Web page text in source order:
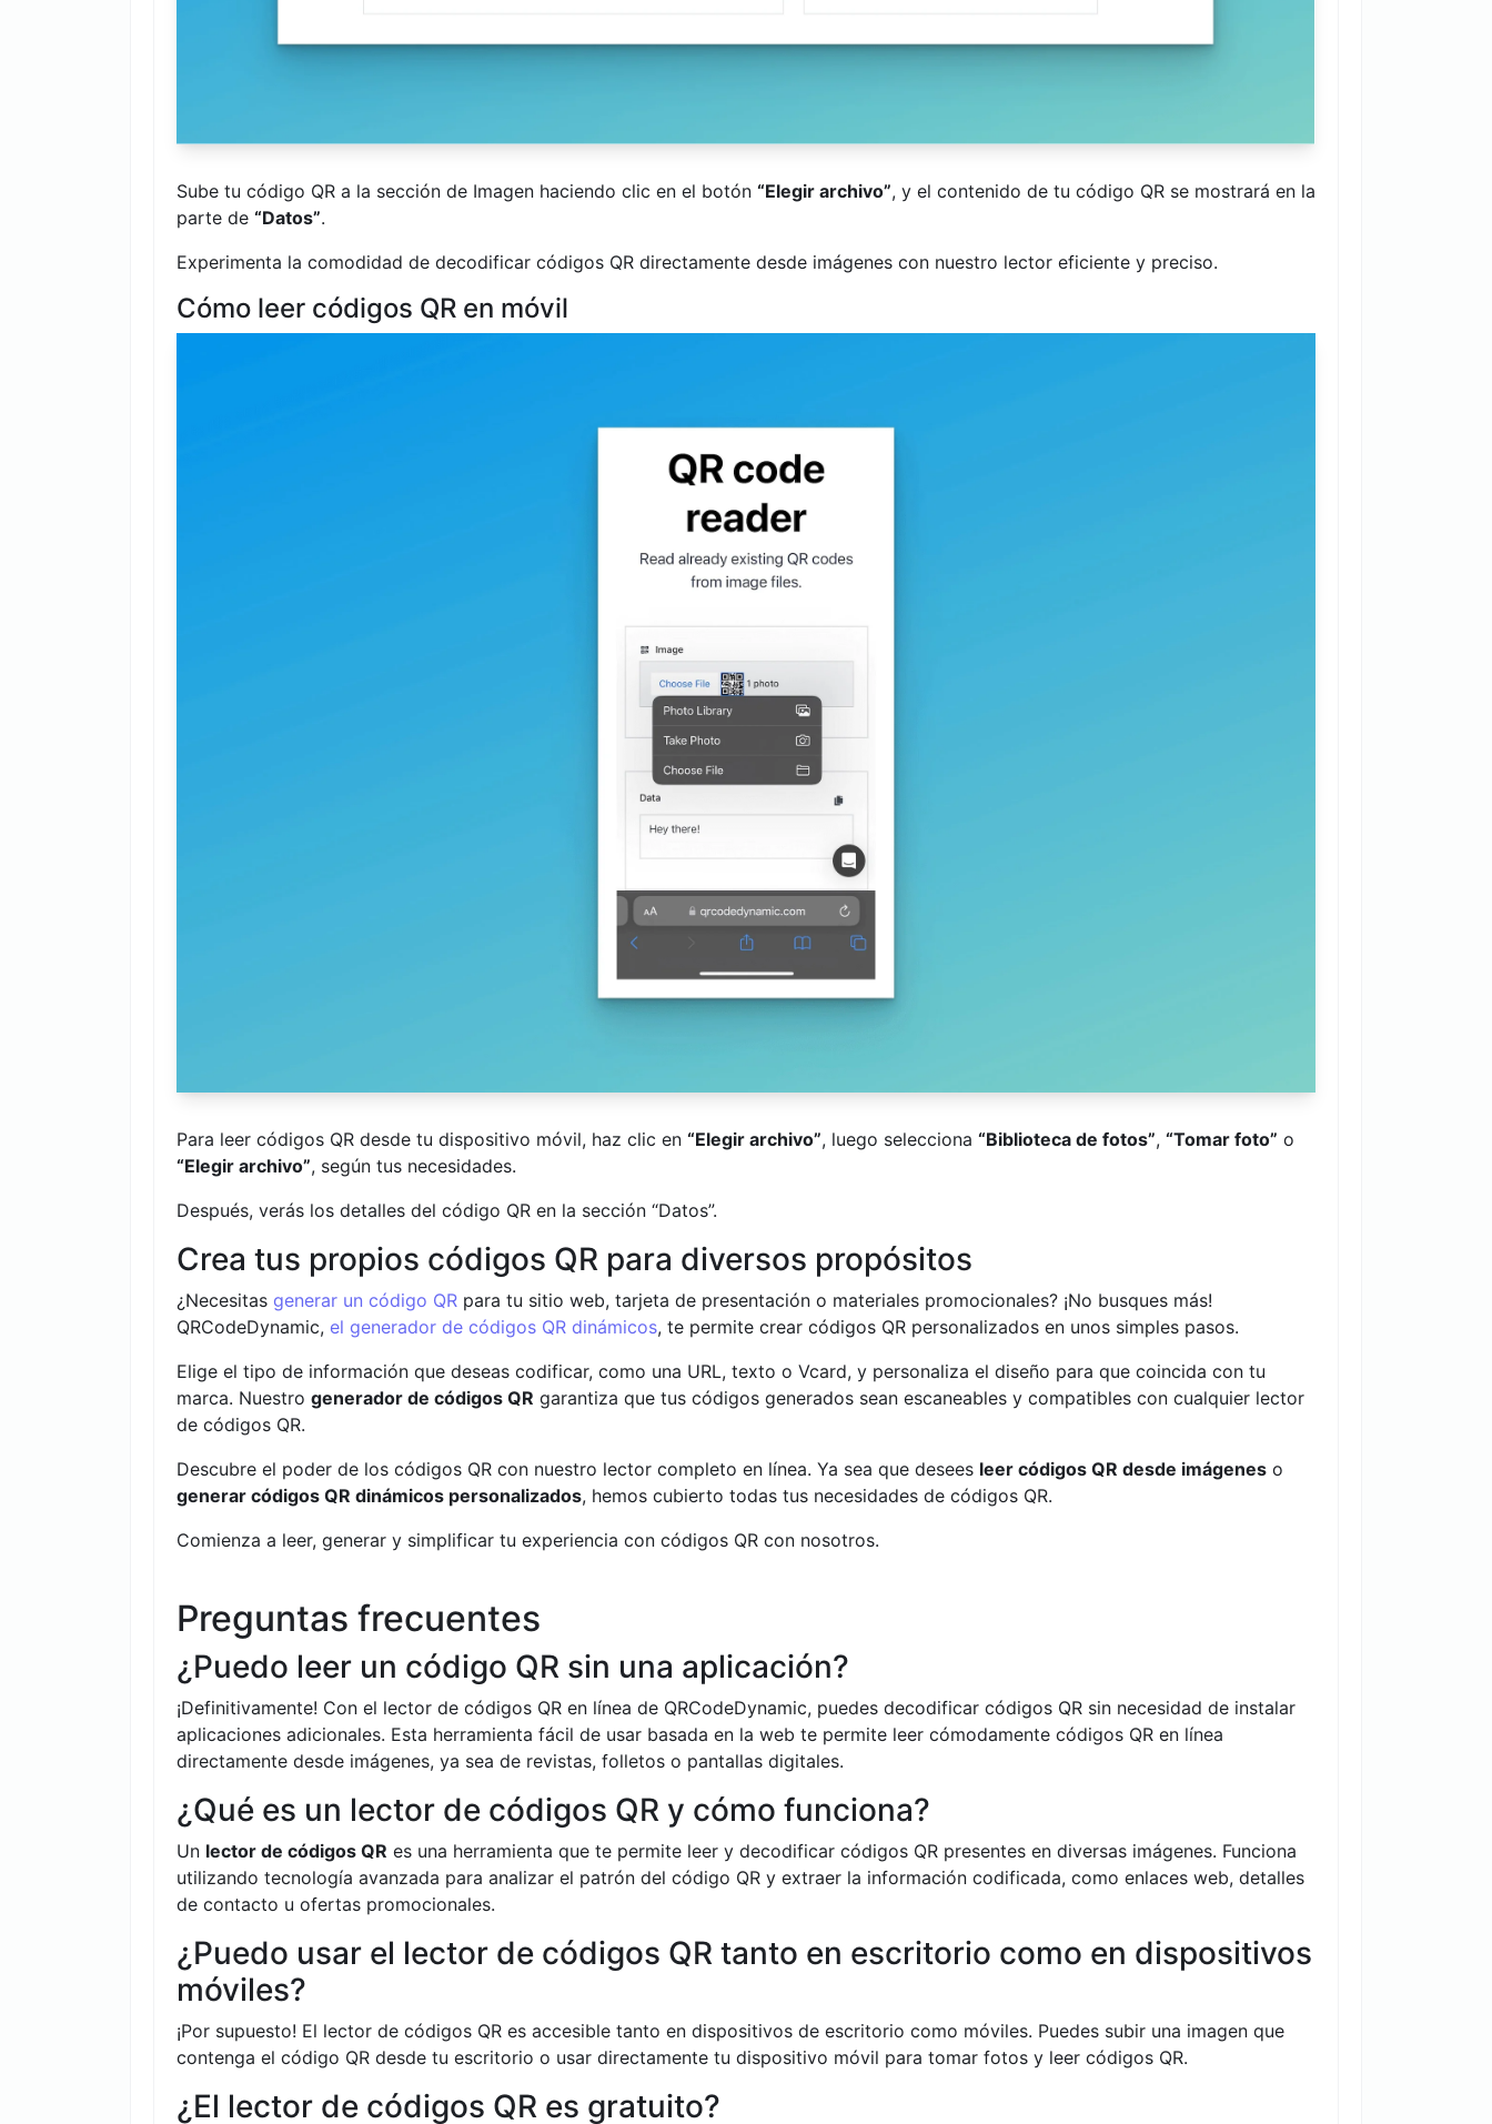
Sube tu código QR a la sección de Imagen haciendo clic en el botón “Elegir archivo”, y el contenido de tu código QR se mostrará en la
parte de “Datos”.
Experimenta la comodidad de decodificar códigos QR directamente desde imágenes con nuestro lector eficiente y preciso.
Cómo leer códigos QR en móvil
Para leer códigos QR desde tu dispositivo móvil, haz clic en “Elegir archivo”, luego selecciona “Biblioteca de fotos”, “Tomar foto” o
“Elegir archivo”, según tus necesidades.
Después, verás los detalles del código QR en la sección “Datos”.
Crea tus propios códigos QR para diversos propósitos
¿Necesitas generar un código QR para tu sitio web, tarjeta de presentación o materiales promocionales? ¡No busques más!
QRCodeDynamic, el generador de códigos QR dinámicos, te permite crear códigos QR personalizados en unos simples pasos.
Elige el tipo de información que deseas codificar, como una URL, texto o Vcard, y personaliza el diseño para que coincida con tu
marca. Nuestro generador de códigos QR garantiza que tus códigos generados sean escaneables y compatibles con cualquier lector
de códigos QR.
Descubre el poder de los códigos QR con nuestro lector completo en línea. Ya sea que desees leer códigos QR desde imágenes o
generar códigos QR dinámicos personalizados, hemos cubierto todas tus necesidades de códigos QR.
Comienza a leer, generar y simplificar tu experiencia con códigos QR con nosotros.
Preguntas frecuentes
¿Puedo leer un código QR sin una aplicación?
¡Definitivamente! Con el lector de códigos QR en línea de QRCodeDynamic, puedes decodificar códigos QR sin necesidad de instalar
aplicaciones adicionales. Esta herramienta fácil de usar basada en la web te permite leer cómodamente códigos QR en línea
directamente desde imágenes, ya sea de revistas, folletos o pantallas digitales.
¿Qué es un lector de códigos QR y cómo funciona?
Un lector de códigos QR es una herramienta que te permite leer y decodificar códigos QR presentes en diversas imágenes. Funciona
utilizando tecnología avanzada para analizar el patrón del código QR y extraer la información codificada, como enlaces web, detalles
de contacto u ofertas promocionales.
¿Puedo usar el lector de códigos QR tanto en escritorio como en dispositivos
móviles?
¡Por supuesto! El lector de códigos QR es accesible tanto en dispositivos de escritorio como móviles. Puedes subir una imagen que
contenga el código QR desde tu escritorio o usar directamente tu dispositivo móvil para tomar fotos y leer códigos QR.
¿El lector de códigos QR es gratuito?